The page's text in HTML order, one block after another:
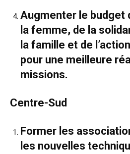
Augmenter le budget
la femme, de la
la famille et de
pour une meilleure
missions.
Centre-Sud
Former les
les nouvelles